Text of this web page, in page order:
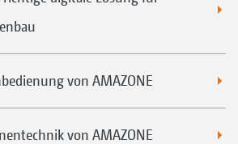
von AMAZONE
von AMAZONE